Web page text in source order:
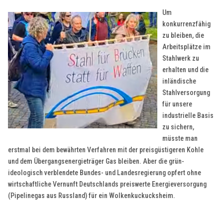
Um
konkurrenzfähig
zu bleiben, die
Arbeitsplätze im
Stahlwerk zu
erhalten und die
inländische
Stahlversorgung
für unsere
industrielle Basis
zu sichern,
müsste man
erstmal bei dem bewährten Verfahren mit der preisgüstigeren Kohle
und dem Übergangsenergieträger Gas bleiben. Aber die grün-
ideologisch verblendete Bundes- und Landesregierung opfert ohne
wirtschaftliche Vernunft Deutschlands preiswerte Energieversorgung
(Pipelinegas aus Russland) für ein Wolkenkuckucksheim.